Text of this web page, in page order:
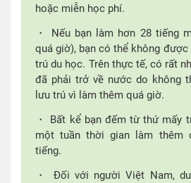
hoặc miễn học phí.
・ Nếu bạn làm hơn 28 tiếng
quá giờ), bạn có thể không
trú du học. Trên thực tế, có rất
đã phải trở về nước do không
lưu trú vì làm thêm quá giờ.
・ Bất kể bạn đếm từ thứ mấy
một tuần thời gian làm thêm
tiếng.
・ Đối với người Việt Nam,